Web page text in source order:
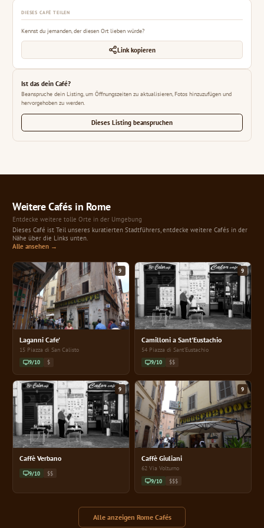
DIESES CAFÉ TEILEN
Kennst du jemanden, der diesen Ort lieben würde?
Link kopieren
Ist das dein Café?
Beanspruche dein Listing, um Öffnungszeiten zu aktualisieren, Fotos hinzuzufügen und
hervorgehoben zu werden.
Dieses Listing beanspruchen
Weitere Cafés in Rome
Entdecke weitere tolle Orte in der Umgebung
Dieses Café ist Teil unseres kuratierten Stadtführers, entdecke weitere Cafés in der
Nähe über die Links unten.
Alle ansehen →
9
Laganni Cafe'
15 Piazza di San Calisto
9/10 $
9
Camilloni a Sant'Eustachio
54 Piazza di Sant'Eustachio
9/10 $$
9
Caffè Verbano
9/10 $$
9
Caffè Giuliani
62 Via Volturno
9/10 $$$
Alle anzeigen Rome Cafés